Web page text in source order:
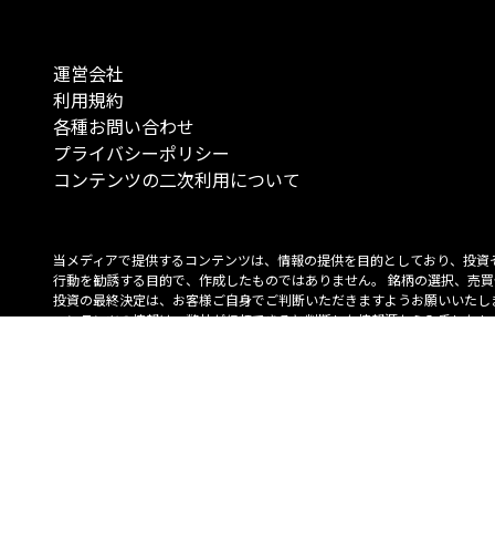
運営会社
利用規約
各種お問い合わせ
プライバシーポリシー
コンテンツの二次利用について
当メディアで提供するコンテンツは、情報の提供を目的としており、投資
行動を勧誘する目的で、作成したものではありません。 銘柄の選択、売
投資の最終決定は、お客様ご自身でご判断いただきますようお願いいたし
コンテンツの情報は、弊社が信頼できると判断した情報源から入手したも